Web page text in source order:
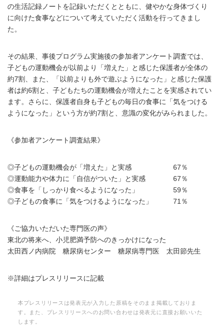
の生活記録ノートを記録いただくとともに、健やかな身体づくり
に向けた食事などについて考えていただく活動を行ってきまし
た。
その結果、事後プログラム実施後の参加者アンケート調査では、
子どもの運動機会が以前より「増えた」と感じた保護者が全体の
約7割、また、「以前よりも外で遊ぶようになった」と感じた保護
者は約6割と、子どもたちの運動機会が増えたことを実感されてい
ます。さらに、保護者自身も子どもの毎日の食事に「気をつける
ようになった」という方が約7割と、意識の変化がみられました。
《参加者アンケート調査結果》
◎子どもの運動機会が「増えた」と実感 67％
◎運動能力や体力に「自信がついた」と実感 67％
◎食事を「しっかり食べるようになった」 59％
◎子どもの食事に「気をつけるようになった」 71％
《ご協力いただいた専門医の声》
東北の将来へ、小児肥満予防へのきっかけになった
太田西ノ内病院 糖尿病センター 糖尿病専門医 太田節先生
※詳細はプレスリリースに記載
本プレスリリースは発表元が入力した原稿をそのまま掲載しておりま
す。また、プレスリリースへのお問い合わせは発表元に直接お願いいた
します。